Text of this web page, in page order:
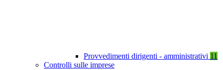
Provvedimenti dirigenti - amministrativi 11
Controlli sulle imprese